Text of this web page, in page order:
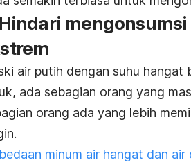
air putih dengan suhu hangat
, ada sebagian orang yang
orang ada yang lebih
minum air hangat dan air